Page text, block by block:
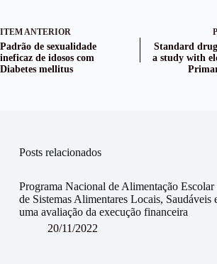
ITEM ANTERIOR
Padrão de sexualidade
ineficaz de idosos com
Diabetes mellitus
Standard
a study with
Posts relacionados
Programa Nacional de Alimentação
de Sistemas Alimentares Locais, Saudáveis
uma avaliação da execução financeira
20/11/2022